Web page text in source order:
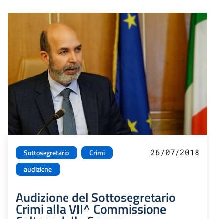
Sottosegretario
Crimi
audizione
26/07/2018
Audizione del Sottosegretario
Crimi alla VII^ Commissione